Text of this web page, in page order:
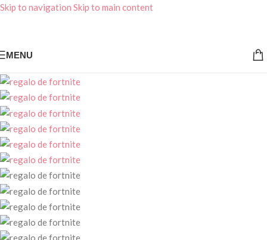
Skip to navigation Skip to main content
MENU